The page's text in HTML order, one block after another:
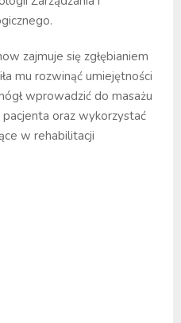
zajmuje się zgłębianiem
mu rozwinąć umiejętności
wprowadzić do masażu
oraz wykorzystać
w rehabilitacji